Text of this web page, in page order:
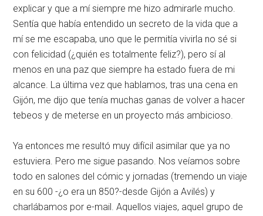
explicar y que a mí siempre me hizo admirarle mucho.
Sentía que había entendido un secreto de la vida que a
mí se me escapaba, uno que le permitía vivirla no sé si
con felicidad (¿quién es totalmente feliz?), pero sí al
menos en una paz que siempre ha estado fuera de mi
alcance. La última vez que hablamos, tras una cena en
Gijón, me dijo que tenía muchas ganas de volver a hacer
tebeos y de meterse en un proyecto más ambicioso.
Ya entonces me resultó muy difícil asimilar que ya no
estuviera. Pero me sigue pasando. Nos veíamos sobre
todo en salones del cómic y jornadas (tremendo un viaje
en su 600 -¿o era un 850?-desde Gijón a Avilés) y
charlábamos por e-mail. Aquellos viajes, aquel grupo de